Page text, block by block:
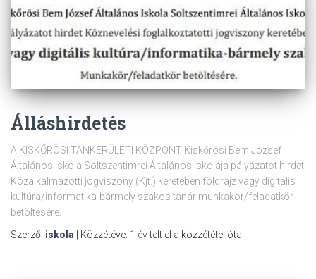
Álláshirdetés
A KISKŐRÖSI TANKERÜLETI KÖZPONT Kiskőrösi Bem József
Általános Iskola Soltszentimrei Általános Iskolája pályázatot hirdet
Közalkalmazotti jogviszony (Kjt.) keretében földrajz vagy digitális
kultúra/informatika-bármely szakos tanár munkakör/feladatkör
betöltésére.
Szerző: iskola | Közzétéve: 1 évtelt el a közzététel óta